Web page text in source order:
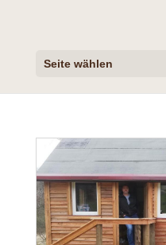
Seite wählen